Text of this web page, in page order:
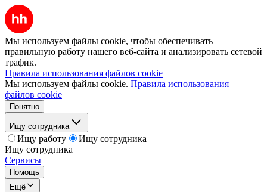
Мы используем файлы cookie, чтобы обеспечивать
правильную работу нашего веб-сайта и анализировать сетевой
трафик.
Правила использования файлов cookie
Мы используем файлы cookie. Правила использования
файлов cookie
Понятно
Ищу сотрудника
Ищу работу
Ищу сотрудника
Ищу сотрудника
Сервисы
Помощь
Ещё